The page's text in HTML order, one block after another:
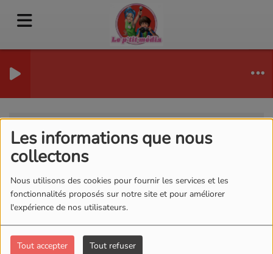
Les informations que nous
collectons
Nous utilisons des cookies pour fournir les services et les
fonctionnalités proposés sur notre site et pour améliorer
l'expérience de nos utilisateurs.
Tout accepter Tout refuser
Photos Amp Festival
Amp Festival